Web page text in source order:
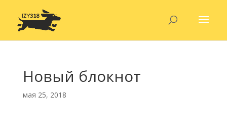
Новый блокнот
мая 25, 2018